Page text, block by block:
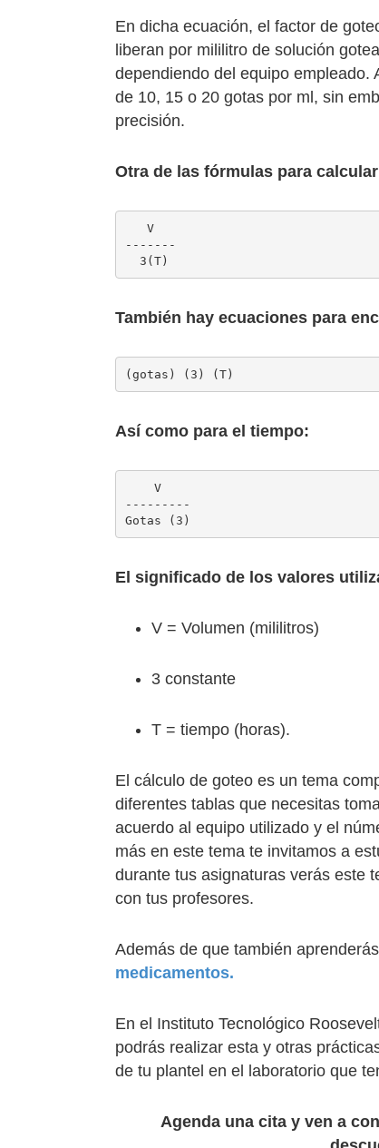
En dicha ecuación, el factor de
liberan por mililitro de solución
dependiendo del equipo empleado.
de 10, 15 o 20 gotas por ml, sin
precisión.
Otra de las fórmulas para
-------
  3(T)
También hay ecuaciones para
(gotas) (3) (T)
Así como para el tiempo:
---------
Gotas (3)
El significado de los valores
V = Volumen (mililitros)
3 constante
T = tiempo (horas).
El cálculo de goteo es un tema
diferentes tablas que necesitas
acuerdo al equipo utilizado y el
más en este tema te invitamos a
durante tus asignaturas verás este
con tus profesores.
Además de que también
medicamentos.
En el Instituto Tecnológico
podrás realizar esta y otras
de tu plantel en el laboratorio que
Agenda una cita y ven a